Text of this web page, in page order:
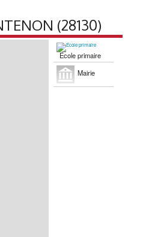
(28130)
École primaire
Mairie